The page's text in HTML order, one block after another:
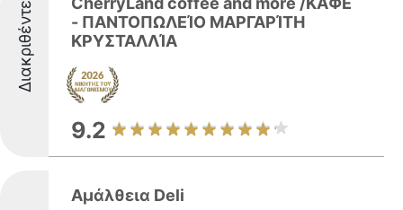
Διακριθέντες
- ΠΑΝΤΟΠΩΛΕΊΟ ΜΑΡΓΑΡΊΤΗ
ΚΡΥΣΤΑΛΛΊΑ
9.2
Αμάλθεια Deli